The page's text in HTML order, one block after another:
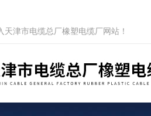
天津市电缆总厂橡塑电缆厂网站！